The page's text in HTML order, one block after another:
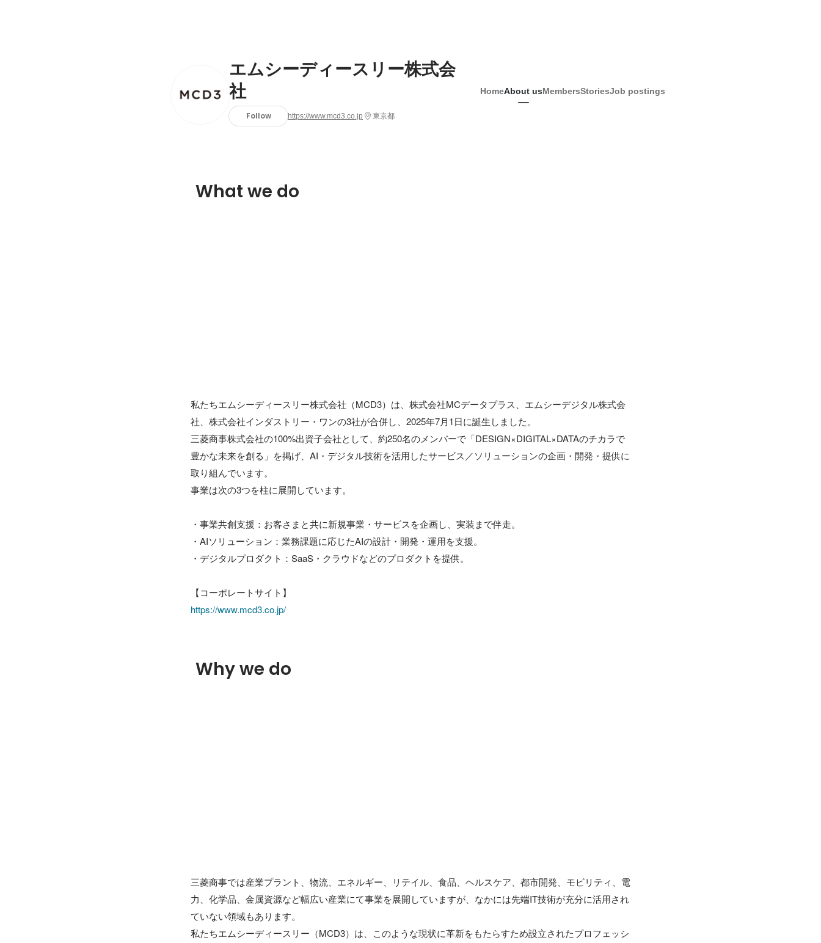
エムシーディースリー株式会
社
Follow https://www.mcd3.co.jp 東京都
HomeAbout usMembersStoriesJob postings
What we do
私たちエムシーディースリー株式会社（MCD3）は、株式会社MCデータプラス、エムシーデジタル株式会
社、株式会社インダストリー・ワンの3社が合併し、2025年7月1日に誕生しました。
三菱商事株式会社の100%出資子会社として、約250名のメンバーで「DESIGN×DIGITAL×DATAのチカラで
豊かな未来を創る」を掲げ、AI・デジタル技術を活用したサービス／ソリューションの企画・開発・提供に
取り組んでいます。
事業は次の3つを柱に展開しています。
・事業共創支援：お客さまと共に新規事業・サービスを企画し、実装まで伴走。
・AIソリューション：業務課題に応じたAIの設計・開発・運用を支援。
・デジタルプロダクト：SaaS・クラウドなどのプロダクトを提供。
https://www.mcd3.co.jp/
Why we do
三菱商事では産業プラント、物流、エネルギー、リテイル、食品、ヘルスケア、都市開発、モビリティ、電
力、化学品、金属資源など幅広い産業にて事業を展開していますが、なかには先端IT技術が充分に活用され
ていない領域もあります。
私たちエムシーディースリー（MCD3）は、このような現状に革新をもたらすため設立されたプロフェッシ